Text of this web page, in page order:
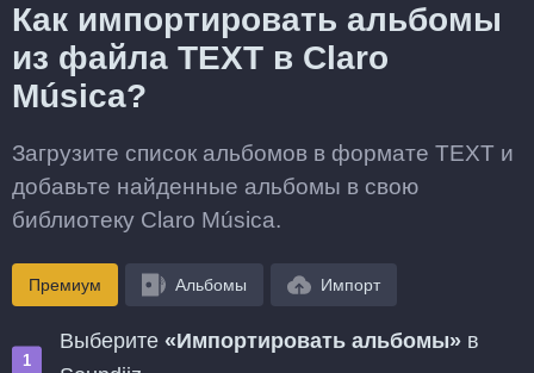
Как импортировать альбомы
из файла TEXT в Claro
Música?
Загрузите список альбомов в формате TEXT и
добавьте найденные альбомы в свою
библиотеку Claro Música.
Премиум Альбомы Импорт
Выберите «Импортировать альбомы» в